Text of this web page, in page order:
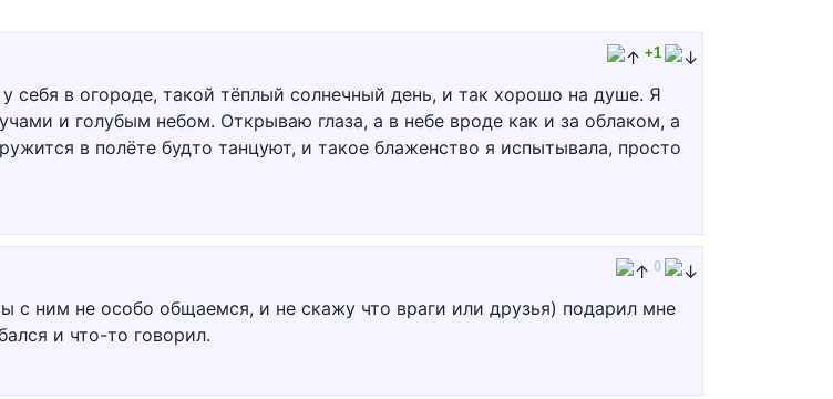
+1
себя в огороде, такой тёплый солнечный день, и так хорошо на душе. Я
и голубым небом. Открываю глаза, а в небе вроде как и за облаком, а
в полёте будто танцуют, и такое блаженство я испытывала, просто
0
с ним не особо общаемся, и не скажу что враги или друзья) подарил мне
и что-то говорил.